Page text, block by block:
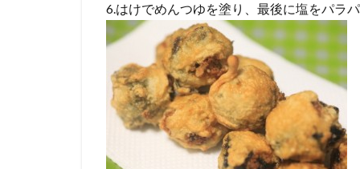
6.はけでめんつゆを塗り、最後に塩をパラ